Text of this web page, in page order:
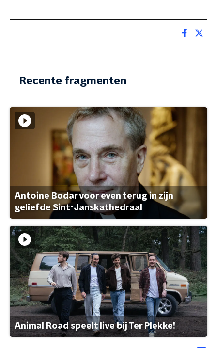
Recente fragmenten
Antoine Bodar voor even terug in zijn
geliefde Sint-Janskathedraal
Animal Road speelt live bij Ter Plekke!